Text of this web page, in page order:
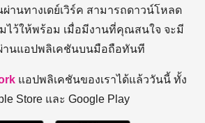
านทางเดย์เวิร์ค สามารถดาวน์โหลด
ไว้ให้พร้อม เมื่อมีงานที่คุณสนใจ จะมี
านแอปพลิเคชันบนมือถือทันที
แอปพลิเคชันของเราได้แล้ววันนี้ ทั้ง
Store และ Google Play